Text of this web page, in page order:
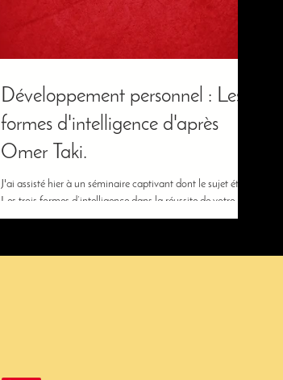
Développement personnel : Les 3
formes d'intelligence d'après
Omer Taki.
J'ai assisté hier à un séminaire captivant dont le sujet était :
Les trois formes d’intelligence dans la réussite de votre
projet. "Il ne...